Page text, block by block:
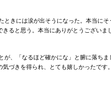
ときには涙が出そうになった。本当に
ると思う。本当にありがとうございま
が、「なるほど確かにな」と腑に落ち
づきを得られ、とても嬉しかったで